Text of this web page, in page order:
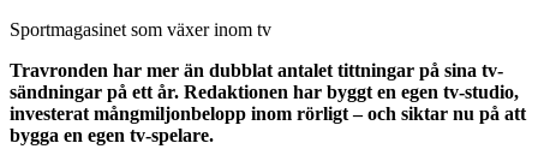
Sportmagasinet som växer inom tv
Travronden har mer än dubblat antalet tittningar på sina tv-
sändningar på ett år. Redaktionen har byggt en egen tv-studio,
investerat mångmiljonbelopp inom rörligt – och siktar nu på att
bygga en egen tv-spelare.